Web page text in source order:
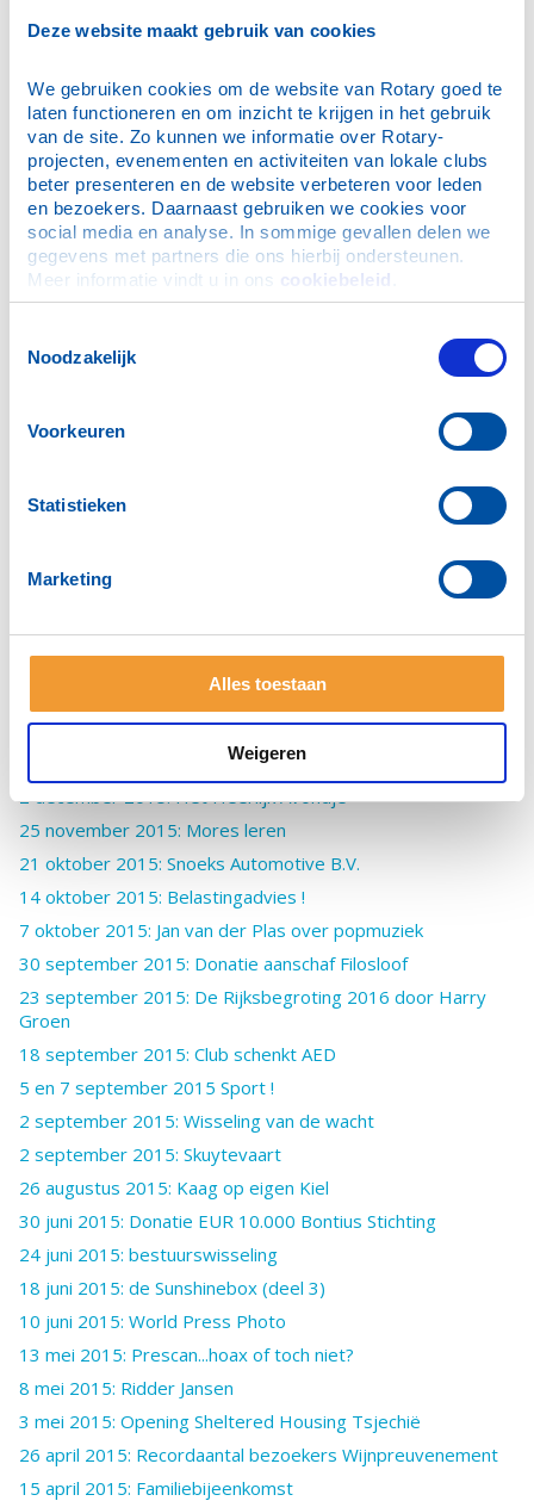
Deze website maakt gebruik van cookies
We gebruiken cookies om de website van Rotary goed te
laten functioneren en om inzicht te krijgen in het gebruik
van de site. Zo kunnen we informatie over Rotary-
projecten, evenementen en activiteiten van lokale clubs
beter presenteren en de website verbeteren voor leden
en bezoekers. Daarnaast gebruiken we cookies voor
social media en analyse. In sommige gevallen delen we
gegevens met partners die ons hierbij ondersteunen.
Meer informatie vindt u in ons cookiebeleid
Noodzakelijk
Voorkeuren
Statistieken
Marketing
Alles toestaan
Weigeren
29 november 2016: Northgo Beroepenavond
2 november 2016: Trump kan eigenlijk niet meer winnen....
(maar je weet het nooit)
26 oktober 2016: Wie heeft er nou een Porsche nodig?!
14 augustus 2016: Visueel gehandicapten op bezoek
27 juli 2016: Club wordt bijgepraat over bitcoins
29 juni 2016: Bestuurswissel
arbeidsmigranten
24 april 2016: Club doneert aan Bontius Stichting LUMC
16 april 2016: Club wint puzzelrit
30 maart 2016: Rotaryclub Noordwijk e.o. bezoekt LUMC
16 maart 2016: Club wordt bijgepraat over duinkonijnen
3 februari 2016: Gouverneur op bezoek
6 januari 2016: Nieuwjaarsbijeenkomst op Noordwijkse
23 december 2015: Eindejaarsoverdenking
16 december 2015: De Katwijkse Ziekte
2 december 2015: Het Heerlijk Avondje
25 november 2015: Mores leren
21 oktober 2015: Snoeks Automotive B.V.
14 oktober 2015: Belastingadvies !
7 oktober 2015: Jan van der Plas over popmuziek
30 september 2015: Donatie aanschaf Filosloof
23 september 2015: De Rijksbegroting 2016 door Harry
Groen
18 september 2015: Club schenkt AED
5 en 7 september 2015 Sport !
2 september 2015: Wisseling van de wacht
2 september 2015: Skuytevaart
26 augustus 2015: Kaag op eigen Kiel
30 juni 2015: Donatie EUR 10.000 Bontius Stichting
24 juni 2015: bestuurswisseling
18 juni 2015: de Sunshinebox (deel 3)
10 juni 2015: World Press Photo
13 mei 2015: Prescan...hoax of toch niet?
8 mei 2015: Ridder Jansen
3 mei 2015: Opening Sheltered Housing Tsjechië
26 april 2015: Recordaantal bezoekers Wijnpreuvenement
15 april 2015: Familiebijeenkomst